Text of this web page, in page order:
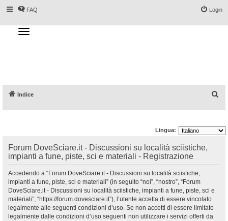
FAQ Login
T
o
g
a
t
Indice
c
Lingua:
Forum DoveSciare.it - Discussioni su località sciistiche,
impianti a fune, piste, sci e materiali - Registrazione
Accedendo a “Forum DoveSciare.it - Discussioni su località sciistiche,
impianti a fune, piste, sci e materiali” (in seguito “noi”, “nostro”, “Forum
DoveSciare.it - Discussioni su località sciistiche, impianti a fune, piste, sci e
materiali”, “https://forum.dovesciare.it”), l’utente accetta di essere vincolato
legalmente alle seguenti condizioni d’uso. Se non accetti di essere limitato
legalmente dalle condizioni d’uso seguenti non utilizzare i servizi offerti da